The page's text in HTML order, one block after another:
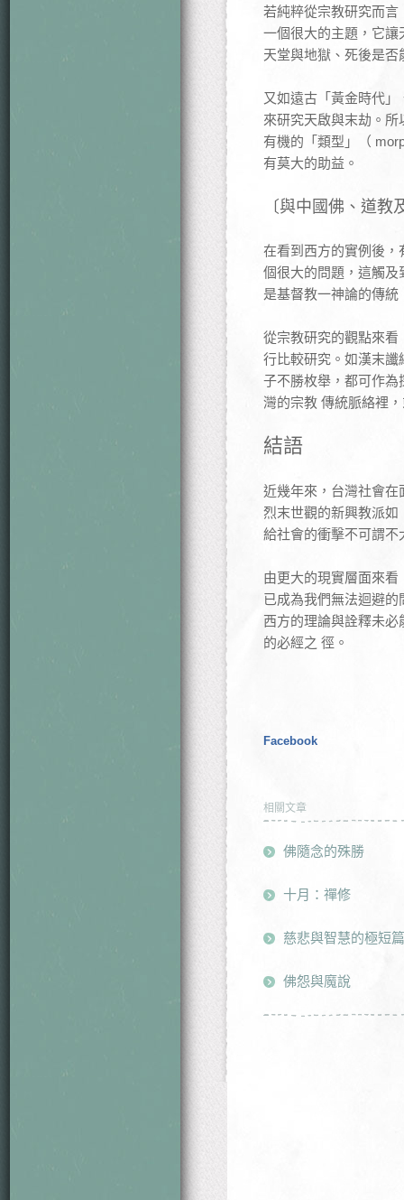
若純粹從宗教研究而
一個很大的主題，它
天堂與地獄、死後是
又如遠古「黃金時代
來研究天啟與末劫。
有機的「類型」（
有莫大的助益。
〔與中國佛、道
在看到西方的實例後
個很大的問題，這觸
是基督教一神論的傳
從宗教研究的觀點來
行比較研究。如漢末
子不勝枚舉，都可作
灣的宗教 傳統脈絡裡
結語
近幾年來，台灣社會
烈末世觀的新興教派
給社會的衝擊不可謂不
由更大的現實層面來
已成為我們無法迴避
西方的理論與詮釋未
的必經之 徑。
Facebook
相關文章
佛隨念的殊勝
十月：禪修
慈悲與智慧的極短篇
佛怨與魔說